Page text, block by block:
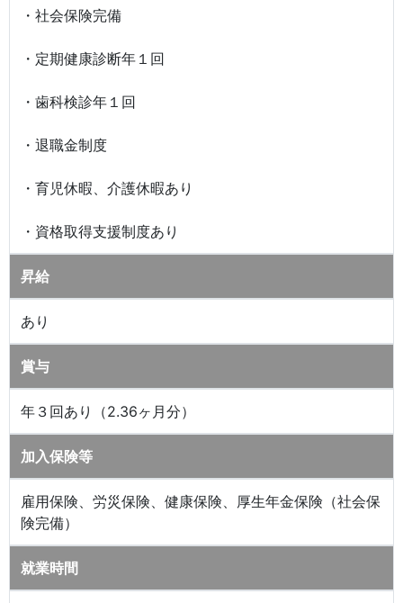
・社会保険完備
・定期健康診断年１回
・歯科検診年１回
・退職金制度
・育児休暇、介護休暇あり
・資格取得支援制度あり
昇給
あり
賞与
年３回あり（2.36ヶ月分）
加入保険等
雇用保険、労災保険、健康保険、厚生年金保険（社会保
険完備）
就業時間